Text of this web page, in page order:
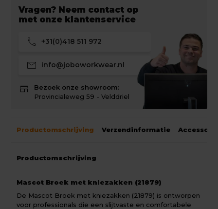
Vragen? Neem contact op
met onze klantenservice
call +31(0)418 511 972
mail info@joboworkwear.nl
store
Bezoek onze showroom:
Provincialeweg 59 - Velddriel
Productomschrijving Verzendinformatie
Productomschrijving
Mascot Broek met kniezakken (21879)
De Mascot Broek met kniezakken (21879) is ontworpen
voor professionals die een slijtvaste en comfortabele